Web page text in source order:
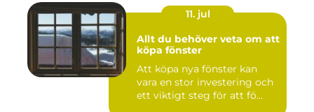
11. jul
Allt du behöver veta om att
köpa fönster
Att köpa nya fönster kan
vara en stor investering och
ett viktigt steg för att fö...